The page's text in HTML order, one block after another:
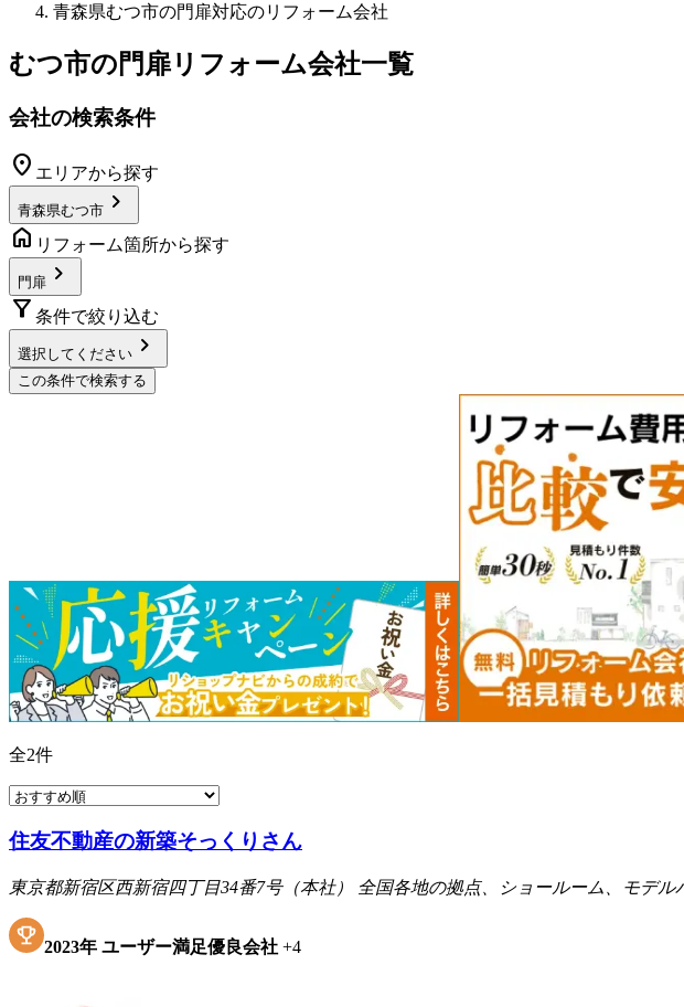
青森県むつ市の門扉対応のリフォーム会社
むつ市の門扉リフォーム会社一覧
会社の検索条件
location_on エリアから探す
青森県むつ市 chevron_right
home リフォーム箇所から探す
門扉 chevron_right
filter_alt 条件で絞り込む
選択してください chevron_right
この条件で検索する
全2件
住友不動産の新築そっくりさん
東京都新宿区西新宿四丁目34番7号（本社） 全国各地の拠点、ショールーム、モデ
2023年 ユーザー満足優良会社 +4